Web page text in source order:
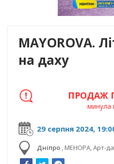
MAYOROVA.
на даху
29 серпня 2024,
Дніпро , МЕНОРА, Арт-
ПРОДАЖ
минула